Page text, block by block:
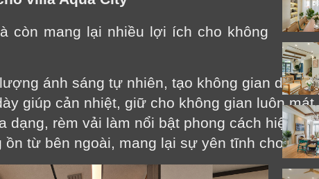
còn mang lại nhiều lợi ích cho không
ánh sáng tự nhiên, tạo không gian dễ
giúp cản nhiệt, giữ cho không gian luôn
dạng, rèm vải làm nổi bật phong cách hiện
ồn từ bên ngoài, mang lại sự yên tĩnh cho gia